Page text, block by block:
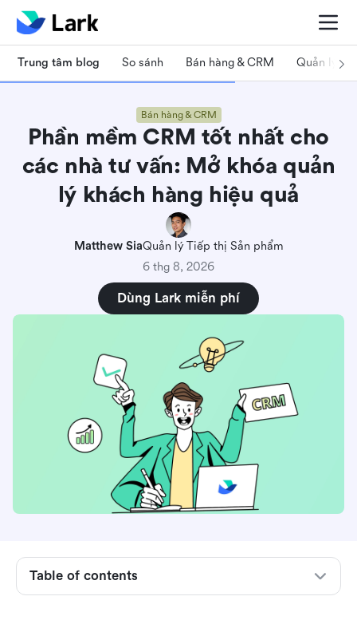
Trung tâm blog So sánh Bán hàng & CRM Quản lý dự
Bán hàng & CRM
Phần mềm CRM tốt nhất cho
các nhà tư vấn: Mở khóa quản
lý khách hàng hiệu quả
Matthew SiaQuản lý Tiếp thị Sản phẩm
6 thg 8, 2026
Dùng Lark miễn phí
Table of contents
Tại sao tư vấn cần một CRM